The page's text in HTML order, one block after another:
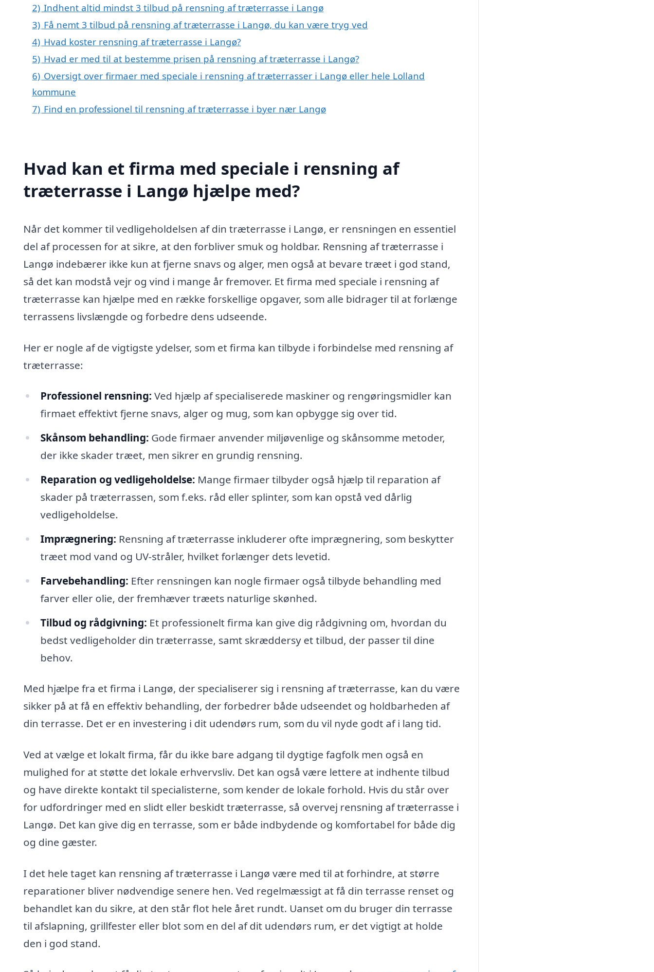
2) Indhent altid mindst 3 tilbud på rensning af træterrasse i Langø
3) Få nemt 3 tilbud på rensning af træterrasse i Langø, du kan være tryg ved
4) Hvad koster rensning af træterrasse i Langø?
5) Hvad er med til at bestemme prisen på rensning af træterrasse i Langø?
6) Oversigt over firmaer med speciale i rensning af træterrasser i Langø eller hele Lolland
kommune
7) Find en professionel til rensning af træterrasse i byer nær Langø
Hvad kan et firma med speciale i rensning af
træterrasse i Langø hjælpe med?
Når det kommer til vedligeholdelsen af din træterrasse i Langø, er rensningen en essentiel
del af processen for at sikre, at den forbliver smuk og holdbar. Rensning af træterrasse i
Langø indebærer ikke kun at fjerne snavs og alger, men også at bevare træet i god stand,
så det kan modstå vejr og vind i mange år fremover. Et firma med speciale i rensning af
træterrasse kan hjælpe med en række forskellige opgaver, som alle bidrager til at forlænge
terrassens livslængde og forbedre dens udseende.
Her er nogle af de vigtigste ydelser, som et firma kan tilbyde i forbindelse med rensning af
træterrasse:
Professionel rensning: Ved hjælp af specialiserede maskiner og rengøringsmidler kan
firmaet effektivt fjerne snavs, alger og mug, som kan opbygge sig over tid.
Skånsom behandling: Gode firmaer anvender miljøvenlige og skånsomme metoder,
der ikke skader træet, men sikrer en grundig rensning.
Reparation og vedligeholdelse: Mange firmaer tilbyder også hjælp til reparation af
skader på træterrassen, som f.eks. råd eller splinter, som kan opstå ved dårlig
vedligeholdelse.
Imprægnering: Rensning af træterrasse inkluderer ofte imprægnering, som beskytter
træet mod vand og UV-stråler, hvilket forlænger dets levetid.
Farvebehandling: Efter rensningen kan nogle firmaer også tilbyde behandling med
farver eller olie, der fremhæver træets naturlige skønhed.
Tilbud og rådgivning: Et professionelt firma kan give dig rådgivning om, hvordan du
bedst vedligeholder din træterrasse, samt skræddersy et tilbud, der passer til dine
behov.
Med hjælpe fra et firma i Langø, der specialiserer sig i rensning af træterrasse, kan du være
sikker på at få en effektiv behandling, der forbedrer både udseendet og holdbarheden af
din terrasse. Det er en investering i dit udendørs rum, som du vil nyde godt af i lang tid.
Ved at vælge et lokalt firma, får du ikke bare adgang til dygtige fagfolk men også en
mulighed for at støtte det lokale erhvervsliv. Det kan også være lettere at indhente tilbud
og have direkte kontakt til specialisterne, som kender de lokale forhold. Hvis du står over
for udfordringer med en slidt eller beskidt træterrasse, så overvej rensning af træterrasse i
Langø. Det kan give dig en terrasse, som er både indbydende og komfortabel for både dig
og dine gæster.
I det hele taget kan rensning af træterrasse i Langø være med til at forhindre, at større
reparationer bliver nødvendige senere hen. Ved regelmæssigt at få din terrasse renset og
behandlet kan du sikre, at den står flot hele året rundt. Uanset om du bruger din terrasse
til afslapning, grillfester eller blot som en del af dit udendørs rum, er det vigtigt at holde
den i god stand.